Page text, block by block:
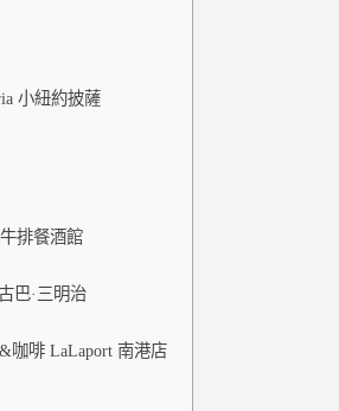
小紐約披薩
排餐酒館
巴·三明治
咖啡 LaLaport 南港店